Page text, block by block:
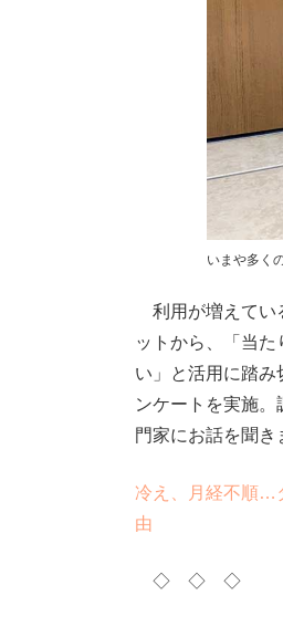
いまや多く
利用が増えてい
ットから、「当
い」と活用に踏
ンケートを実施
門家にお話を聞き
冷え、月経不順…
由
◇ ◇ ◇